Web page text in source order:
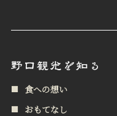
食への想い
おもてなし